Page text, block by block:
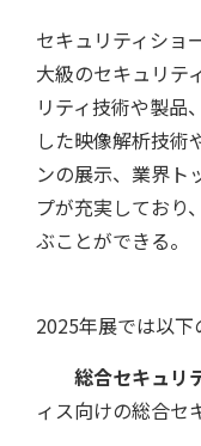
セキュリティショ
大級のセキュリテ
リティ技術や製品
した映像解析技術
ンの展示、業界ト
プが充実しており
ぶことができる。
2025年展では以下
総合セキュリ
ィス向けの総合セ